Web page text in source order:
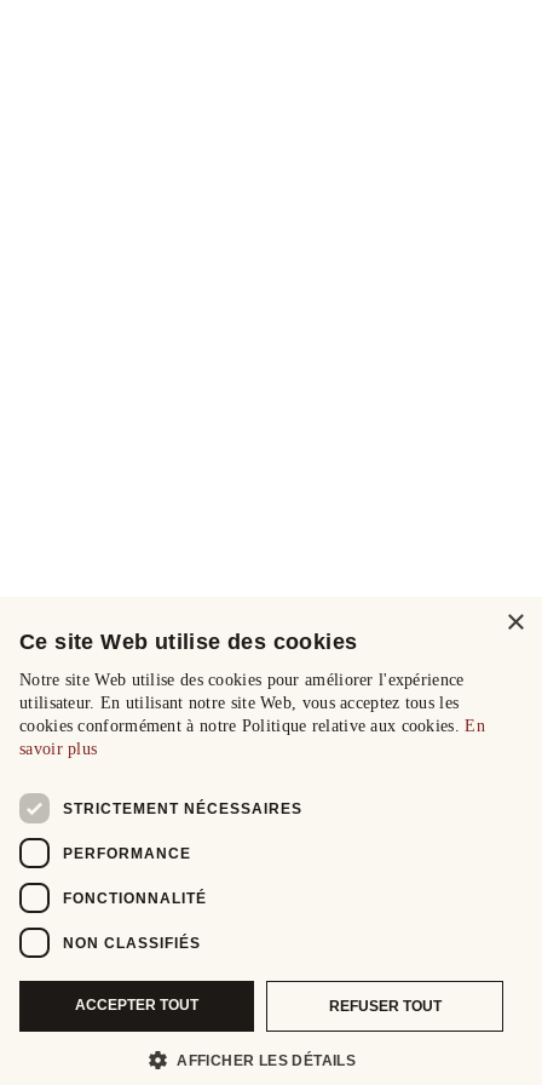
×
Ce site Web utilise des cookies
Notre site Web utilise des cookies pour améliorer l'expérience
utilisateur. En utilisant notre site Web, vous acceptez tous les
cookies conformément à notre Politique relative aux cookies.En
savoir plus
STRICTEMENT NÉCESSAIRES
PERFORMANCE
FONCTIONNALITÉ
NON CLASSIFIÉS
ACCEPTER TOUT REFUSER TOUT
AFFICHER LES DÉTAILS